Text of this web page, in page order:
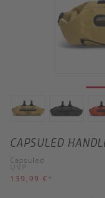
CAPSULED
Capsuled
UVP
139,99 € *